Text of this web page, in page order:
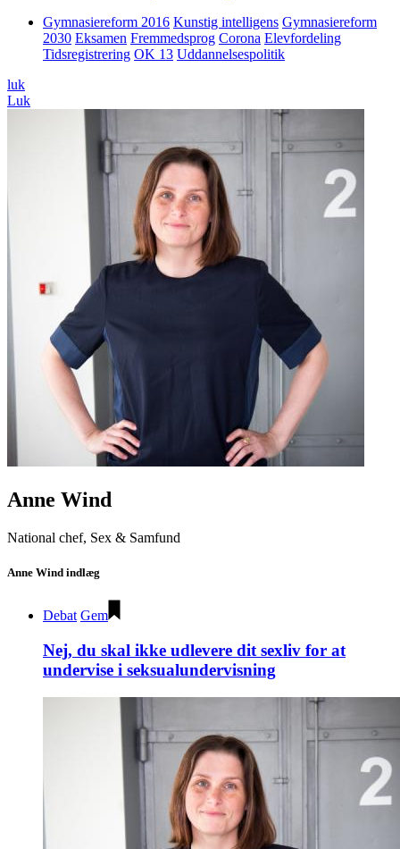
Gymnasiereform 2016 Kunstig intelligens Gymnasiereform
2030 Eksamen Fremmedsprog Corona Elevfordeling
Tidsregistrering OK 13 Uddannelsespolitik
luk
Luk
Anne Wind
National chef, Sex & Samfund
Anne Wind indlæg
Debat Gem
Nej, du skal ikke udlevere dit sexliv for at
undervise i seksualundervisning